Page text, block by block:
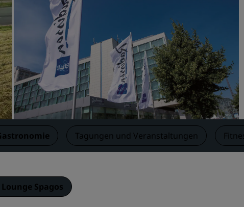
Veranstaltungsorte
Branchenlösungen
Flüge suchen
Flüge suchen
Restaurants
Nach einem Restaurant
Tagungen und Veranstaltungen
Spagos